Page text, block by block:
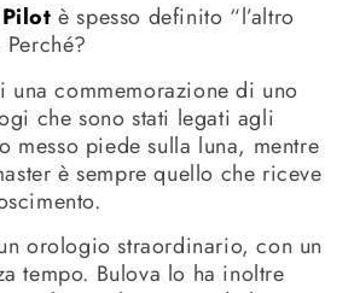
è spesso definito “l’altro
una commemorazione di uno
che sono stati legati agli
messo piede sulla luna, mentre
è sempre quello che riceve
orologio straordinario, con un
tempo. Bulova lo ha inoltre